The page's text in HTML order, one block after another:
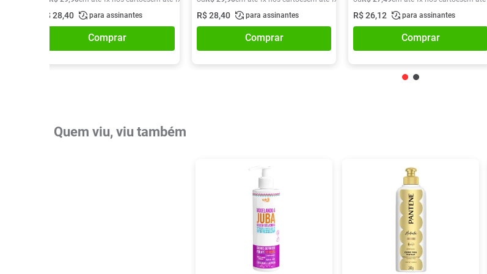
R$ 28,40 para assinantes
Comprar
R$28,40 para assinantes
Comprar
R$ 26,12 para assinantes
Comprar
Quem viu, viu também